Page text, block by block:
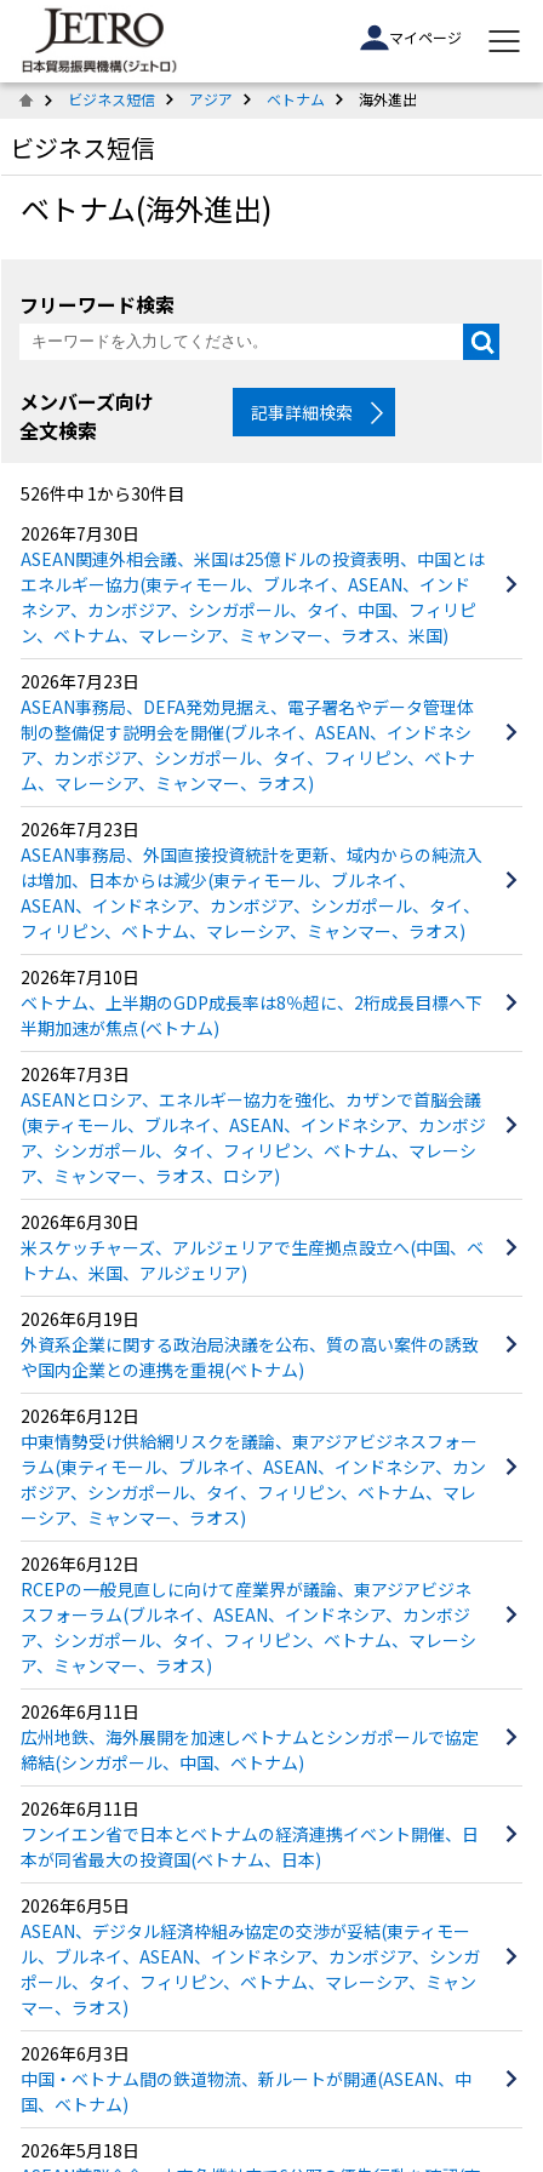
マイページ
ビジネス短信 アジア ベトナム 海外進出
ビジネス短信
ベトナム(海外進出)
フリーワード検索
メンバーズ向け
全文検索
記事詳細検索
526件中 1から30件目
2026年7月30日
ASEAN関連外相会議、米国は25億ドルの投資表明、中国とは
エネルギー協力(東ティモール、ブルネイ、ASEAN、インド
ネシア、カンボジア、シンガポール、タイ、中国、フィリピ
ン、ベトナム、マレーシア、ミャンマー、ラオス、米国)
2026年7月23日
ASEAN事務局、DEFA発効見据え、電子署名やデータ管理体
制の整備促す説明会を開催(ブルネイ、ASEAN、インドネシ
ア、カンボジア、シンガポール、タイ、フィリピン、ベトナ
ム、マレーシア、ミャンマー、ラオス)
2026年7月23日
ASEAN事務局、外国直接投資統計を更新、域内からの純流入
は増加、日本からは減少(東ティモール、ブルネイ、
ASEAN、インドネシア、カンボジア、シンガポール、タイ、
フィリピン、ベトナム、マレーシア、ミャンマー、ラオス)
2026年7月10日
ベトナム、上半期のGDP成長率は8％超に、2桁成長目標へ下
半期加速が焦点(ベトナム)
2026年7月3日
ASEANとロシア、エネルギー協力を強化、カザンで首脳会議
(東ティモール、ブルネイ、ASEAN、インドネシア、カンボジ
ア、シンガポール、タイ、フィリピン、ベトナム、マレーシ
ア、ミャンマー、ラオス、ロシア)
2026年6月30日
米スケッチャーズ、アルジェリアで生産拠点設立へ(中国、ベ
トナム、米国、アルジェリア)
2026年6月19日
外資系企業に関する政治局決議を公布、質の高い案件の誘致
や国内企業との連携を重視(ベトナム)
2026年6月12日
中東情勢受け供給網リスクを議論、東アジアビジネスフォー
ラム(東ティモール、ブルネイ、ASEAN、インドネシア、カン
ボジア、シンガポール、タイ、フィリピン、ベトナム、マレ
ーシア、ミャンマー、ラオス)
2026年6月12日
RCEPの一般見直しに向けて産業界が議論、東アジアビジネ
スフォーラム(ブルネイ、ASEAN、インドネシア、カンボジ
ア、シンガポール、タイ、フィリピン、ベトナム、マレーシ
ア、ミャンマー、ラオス)
2026年6月11日
広州地鉄、海外展開を加速しベトナムとシンガポールで協定
締結(シンガポール、中国、ベトナム)
2026年6月11日
フンイエン省で日本とベトナムの経済連携イベント開催、日
本が同省最大の投資国(ベトナム、日本)
2026年6月5日
ASEAN、デジタル経済枠組み協定の交渉が妥結(東ティモー
ル、ブルネイ、ASEAN、インドネシア、カンボジア、シンガ
ポール、タイ、フィリピン、ベトナム、マレーシア、ミャン
マー、ラオス)
2026年6月3日
中国・ベトナム間の鉄道物流、新ルートが開通(ASEAN、中
国、ベトナム)
2026年5月18日